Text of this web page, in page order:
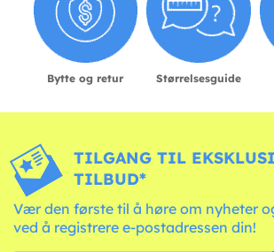
Bytte og retur Størrelsesguide
TILGANG TIL
TILBUD*
Vær den første til å høre om nyheter
ved å registrere e-postadressen din!